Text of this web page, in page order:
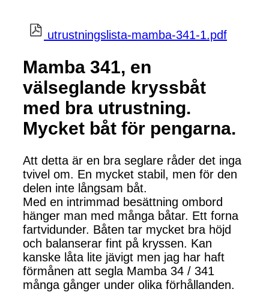
utrustningslista-mamba-341-1.pdf
Mamba 341, en
välseglande kryssbåt
med bra utrustning.
Mycket båt för pengarna.
Att detta är en bra seglare råder det inga
tvivel om. En mycket stabil, men för den
delen inte långsam båt.
Med en intrimmad besättning ombord
hänger man med många båtar. Ett forna
fartvidunder. Båten tar mycket bra höjd
och balanserar fint på kryssen. Kan
kanske låta lite jävigt men jag har haft
förmånen att segla Mamba 34 / 341
många gånger under olika förhållanden.